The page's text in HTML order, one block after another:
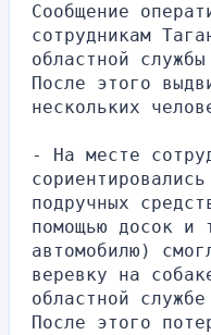
Сообщение
сотрудникам
областной
После этого
нескольких
- На месте
подручных
помощью досок и
автомобилю)
веревку на
областной
После этого